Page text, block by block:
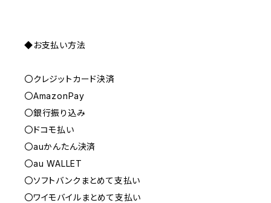
◆お支払い方法
〇クレジットカード決済
〇AmazonPay
〇銀行振り込み
〇ドコモ払い
〇auかんたん決済
〇au WALLET
〇ソフトバンクまとめて支払い
〇ワイモバイルまとめて支払い